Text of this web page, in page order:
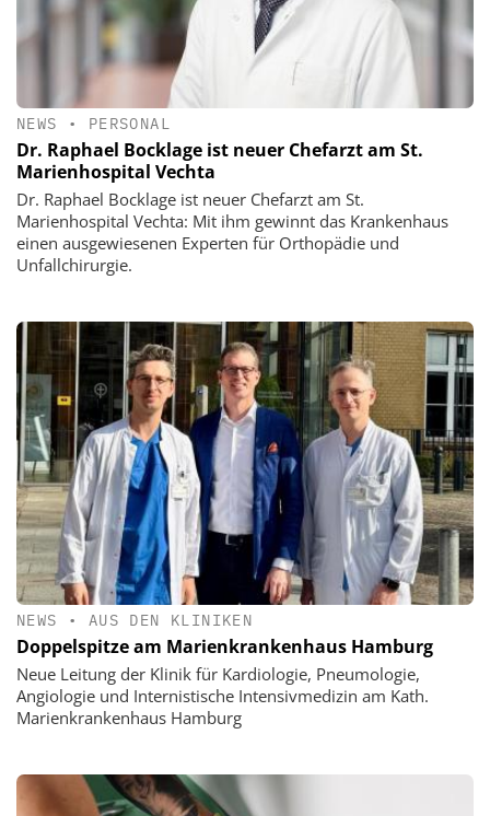
NEWS • PERSONAL
Dr. Raphael Bocklage ist neuer Chefarzt am St.
Marienhospital Vechta
Dr. Raphael Bocklage ist neuer Chefarzt am St.
Marienhospital Vechta: Mit ihm gewinnt das Krankenhaus
einen ausgewiesenen Experten für Orthopädie und
Unfallchirurgie.
NEWS • AUS DEN KLINIKEN
Doppelspitze am Marienkrankenhaus Hamburg
Neue Leitung der Klinik für Kardiologie, Pneumologie,
Angiologie und Internistische Intensivmedizin am Kath.
Marienkrankenhaus Hamburg